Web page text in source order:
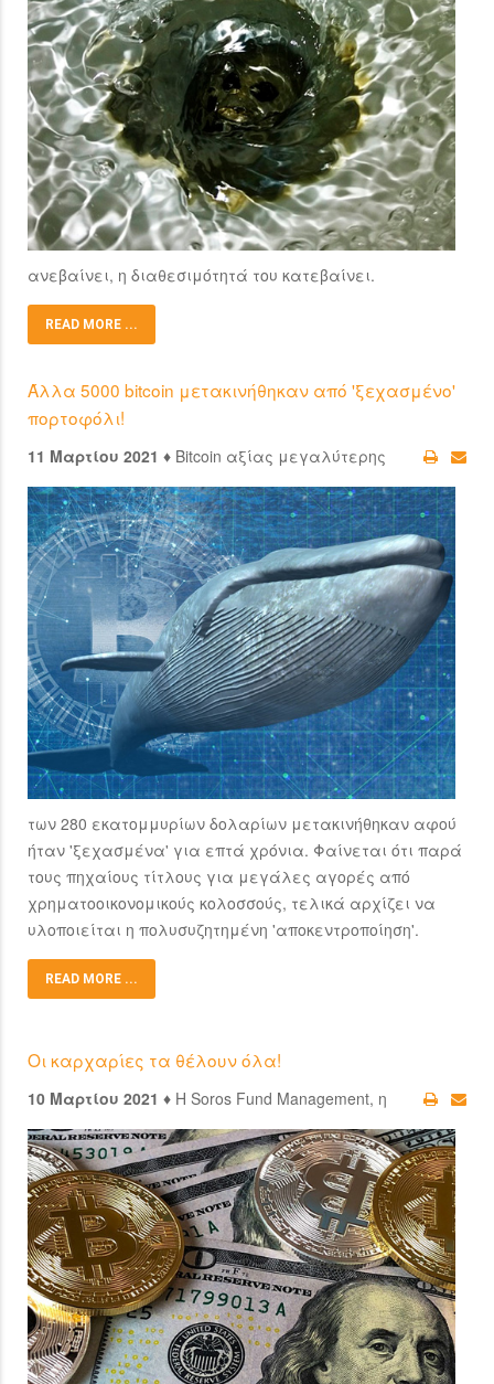
ανεβαίνει, η διαθεσιμότητά του κατεβαίνει.
READ MORE ...
Άλλα 5000 bitcoin μετακινήθηκαν από 'ξεχασμένο'
πορτοφόλι!
11 Μαρτίου 2021 ♦ Bitcoin αξίας μεγαλύτερης
των 280 εκατομμυρίων δολαρίων μετακινήθηκαν αφού
ήταν 'ξεχασμένα' για επτά χρόνια. Φαίνεται ότι παρά
τους πηχαίους τίτλους για μεγάλες αγορές από
χρηματοοικονομικούς κολοσσούς, τελικά αρχίζει να
υλοποιείται η πολυσυζητημένη 'αποκεντροποίηση'.
READ MORE ...
Οι καρχαρίες τα θέλουν όλα!
10 Μαρτίου 2021 ♦ Η Soros Fund Management, η